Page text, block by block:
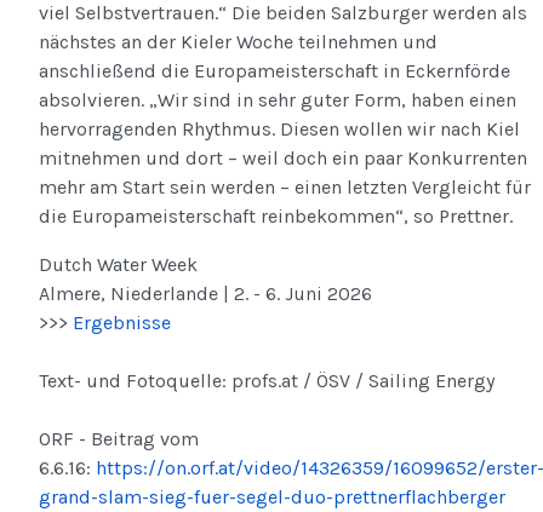
viel Selbstvertrauen.“ Die beiden Salzburger werden als
nächstes an der Kieler Woche teilnehmen und
anschließend die Europameisterschaft in Eckernförde
absolvieren. „Wir sind in sehr guter Form, haben einen
hervorragenden Rhythmus. Diesen wollen wir nach Kiel
mitnehmen und dort – weil doch ein paar Konkurrenten
mehr am Start sein werden – einen letzten Vergleicht für
die Europameisterschaft reinbekommen“, so Prettner.
Dutch Water Week
Almere, Niederlande | 2. - 6. Juni 2026
>>> Ergebnisse
Text- und Fotoquelle: profs.at / ÖSV / Sailing Energy
ORF - Beitrag vom
6.6.16: https://on.orf.at/video/14326359/16099652/erster-
grand-slam-sieg-fuer-segel-duo-prettnerflachberger